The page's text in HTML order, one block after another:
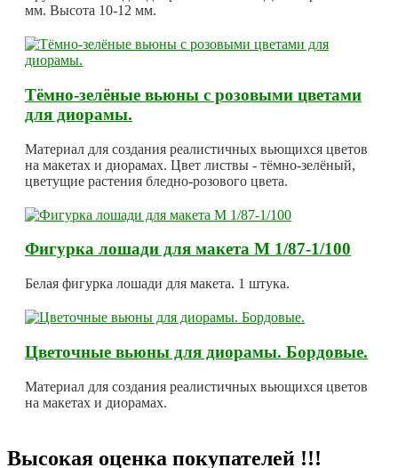
мм. Высота 10-12 мм.
Тёмно-зелёные вьюны с розовыми цветами
для диорамы.
Материал для создания реалистичных вьющихся цветов
на макетах и диорамах. Цвет листвы - тёмно-зелёный,
цветущие растения бледно-розового цвета.
Фигурка лошади для макета М 1/87-1/100
Белая фигурка лошади для макета. 1 штука.
Цветочные вьюны для диорамы. Бордовые.
Материал для создания реалистичных вьющихся цветов
на макетах и диорамах.
Высокая оценка покупателей !!!